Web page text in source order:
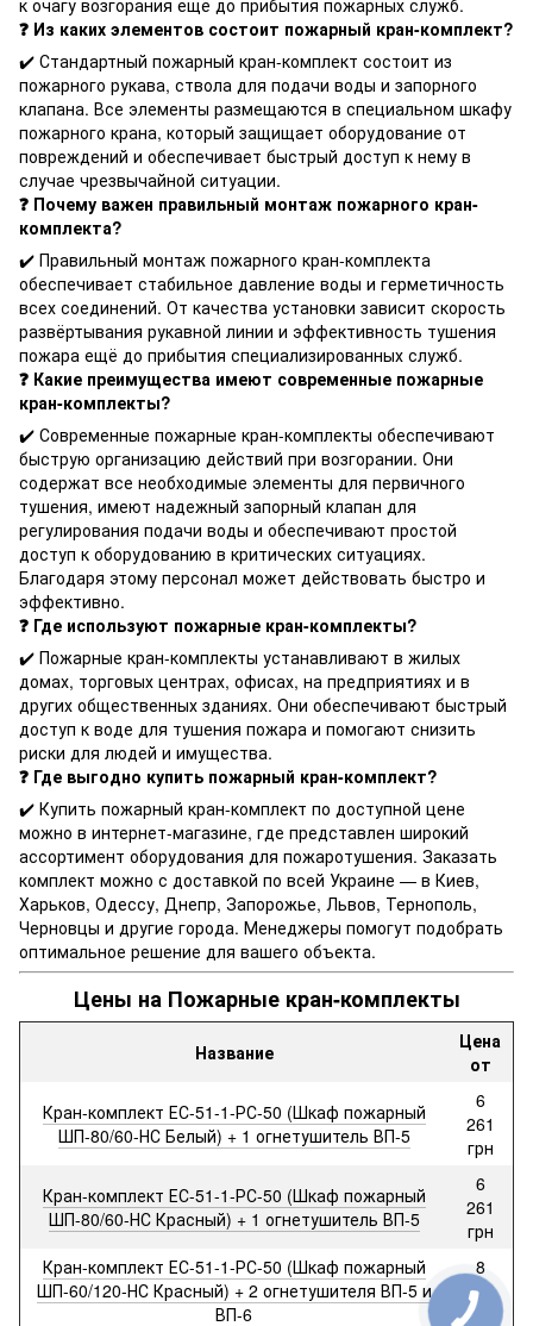
❓ Из каких элементов состоит пожарный кран-комплект?
✔️ Стандартный пожарный кран-комплект состоит из
пожарного рукава, ствола для подачи воды и запорного
клапана. Все элементы размещаются в специальном шкафу
пожарного крана, который защищает оборудование от
повреждений и обеспечивает быстрый доступ к нему в
случае чрезвычайной ситуации.
❓ Почему важен правильный монтаж пожарного кран-
комплекта?
✔️ Правильный монтаж пожарного кран-комплекта
обеспечивает стабильное давление воды и герметичность
всех соединений. От качества установки зависит скорость
развёртывания рукавной линии и эффективность тушения
пожара ещё до прибытия специализированных служб.
❓ Какие преимущества имеют современные пожарные
кран-комплекты?
✔️ Современные пожарные кран-комплекты обеспечивают
быструю организацию действий при возгорании. Они
содержат все необходимые элементы для первичного
тушения, имеют надежный запорный клапан для
регулирования подачи воды и обеспечивают простой
доступ к оборудованию в критических ситуациях.
Благодаря этому персонал может действовать быстро и
эффективно.
❓ Где используют пожарные кран-комплекты?
✔️ Пожарные кран-комплекты устанавливают в жилых
домах, торговых центрах, офисах, на предприятиях и в
других общественных зданиях. Они обеспечивают быстрый
доступ к воде для тушения пожара и помогают снизить
риски для людей и имущества.
❓ Где выгодно купить пожарный кран-комплект?
✔️ Купить пожарный кран-комплект по доступной цене
можно в интернет-магазине, где представлен широкий
ассортимент оборудования для пожаротушения. Заказать
комплект можно с доставкой по всей Украине — в Киев,
Харьков, Одессу, Днепр, Запорожье, Львов, Тернополь,
Черновцы и другие города. Менеджеры помогут подобрать
оптимальное решение для вашего объекта.
Цены на Пожарные кран-комплекты
Название
Цена
от
Кран-комплект ЕС-51-1-РС-50 (Шкаф пожарный
ШП-80/60-НС Белый) + 1 огнетушитель ВП-5
6
261
грн
Кран-комплект ЕС-51-1-РС-50 (Шкаф пожарный
ШП-80/60-НС Красный) + 1 огнетушитель ВП-5
6
261
грн
Кран-комплект ЕС-51-1-РС-50 (Шкаф пожарный
ШП-60/120-НС Красный) + 2 огнетушителя ВП-5 и
ВП-6
8
148
грн